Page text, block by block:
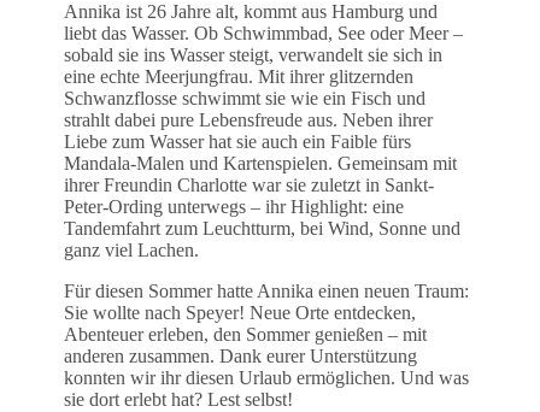
Annika ist 26 Jahre alt, kommt aus Hamburg und
liebt das Wasser. Ob Schwimmbad, See oder Meer –
sobald sie ins Wasser steigt, verwandelt sie sich in
eine echte Meerjungfrau. Mit ihrer glitzernden
Schwanzflosse schwimmt sie wie ein Fisch und
strahlt dabei pure Lebensfreude aus. Neben ihrer
Liebe zum Wasser hat sie auch ein Faible fürs
Mandala-Malen und Kartenspielen. Gemeinsam mit
ihrer Freundin Charlotte war sie zuletzt in Sankt-
Peter-Ording unterwegs – ihr Highlight: eine
Tandemfahrt zum Leuchtturm, bei Wind, Sonne und
ganz viel Lachen.
Für diesen Sommer hatte Annika einen neuen Traum:
Sie wollte nach Speyer! Neue Orte entdecken,
Abenteuer erleben, den Sommer genießen – mit
anderen zusammen. Dank eurer Unterstützung
konnten wir ihr diesen Urlaub ermöglichen. Und was
sie dort erlebt hat? Lest selbst!